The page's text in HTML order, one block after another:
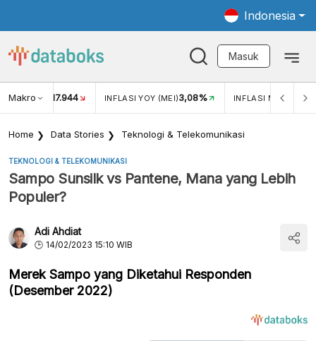
Indonesia
Masuk
Makro
USD/IDR 17.944 INFLASI YOY (MEI)3,08% INFLASI MOM (MEI)
Home Data Stories Teknologi & Telekomunikasi
TEKNOLOGI & TELEKOMUNIKASI
Sampo Sunsilk vs Pantene, Mana yang Lebih
Populer?
Adi Ahdiat
14/02/2023 15:10 WIB
Merek Sampo yang Diketahui Responden
(Desember 2022)